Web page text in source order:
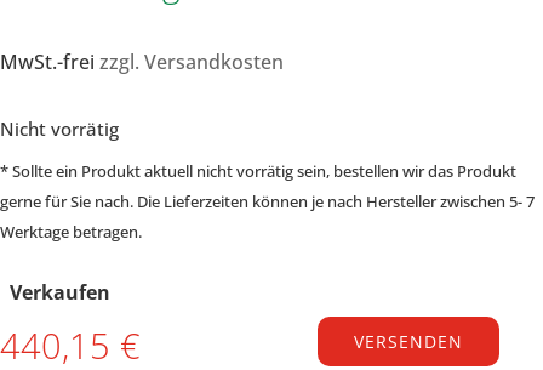
MwSt.-frei zzgl. Versandkosten
Nicht vorrätig
* Sollte ein Produkt aktuell nicht vorrätig sein, bestellen wir das Produkt
gerne für Sie nach. Die Lieferzeiten können je nach Hersteller zwischen 5- 7
Werktage betragen.
Verkaufen
440,15 € VERSENDEN